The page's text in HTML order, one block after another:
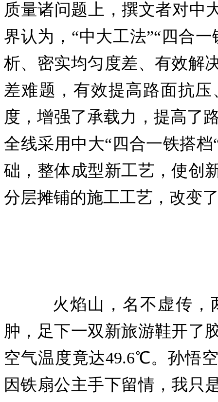
质量诸问题上，撰文者对中
界认为，“中大工法”“四合
析、密实均匀度差、有效解
差难题，有效提高路面抗
度，增强了承载力，提高了
全线采用中大“四合一铁搭
础，整体成型新工艺，使创
分层摊铺的施工工艺，改变
火焰山，名不虚传，两
肿，足下一双新旅游鞋开了
空气温度竟达49.6℃。孙悟
因铁扇公主手下留情，我只